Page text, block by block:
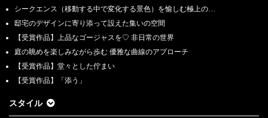
シークエンス（移動する中で変化する景色）を愉しむ極上の…
邸宅のデザインに寄り添って設えた集いの空間
【受賞作品】上品なゴージャスを♡ 非日常の世界
庭の眺めを楽しみながら歩む 優雅な曲線のアプローチ
【受賞作品】堂々とした佇まい
【受賞作品】「添う」
スタイル